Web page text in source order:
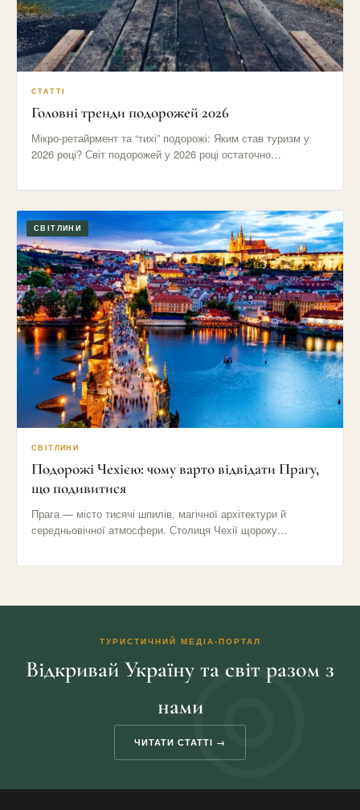
СТАТТІ
Головні тренди подорожей 2026
Мікро-ретайрмент та “тихі” подорожі: Яким став туризм у
2026 році? Світ подорожей у 2026 році остаточно
СВІТЛИНИ
СВІТЛИНИ
Подорожі Чехією: чому варто відвідати Прагу,
що подивитися
Прага — місто тисячі шпилів, магічної архітектури й
середньовічної атмосфери. Столиця Чехії щороку
ТУРИСТИЧНИЙ МЕДІА-ПОРТАЛ
Відкривай Україну та світ разом з
нами
ЧИТАТИ СТАТТІ →